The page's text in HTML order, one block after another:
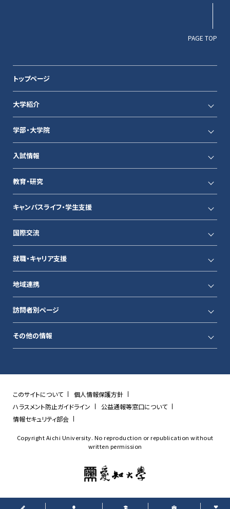
PAGE TOP
トップページ
大学紹介
学部・大学院
入試情報
教育・研究
キャンパスライフ・学生支援
国際交流
就職・キャリア支援
地域連携
訪問者別ページ
その他の情報
このサイトについて
個人情報保護方針
ハラスメント防止ガイドライン
公益通報等窓口について
情報セキュリティ部会
Copyright Aichi University. No reproduction or republication without
written permission